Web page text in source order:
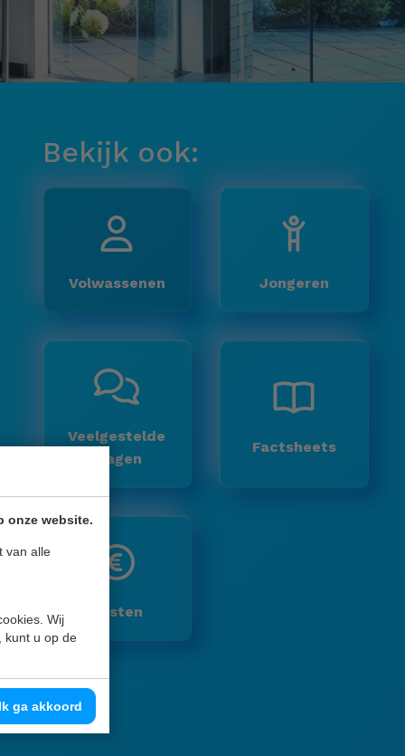
onze website.
van alle
Wij
kunt u op de
ga akkoord
Bekijk ook:
Volwassenen Jongeren
Veelgestelde
vragen
Factsheets
Kosten